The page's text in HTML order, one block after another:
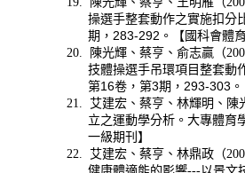
操選手整套動作之實施扣分
期，283-292。【國科會體
20.
陳光輝、蔡亨、俞志贏（
技體操選手吊環項目整套動
第16卷，第3期，293-303
21. 艾建宏、蔡亨、林輝明、陳
立之運動學分析。大專體育
一級期刊】
22. 艾建宏、蔡亨、林鼎政（